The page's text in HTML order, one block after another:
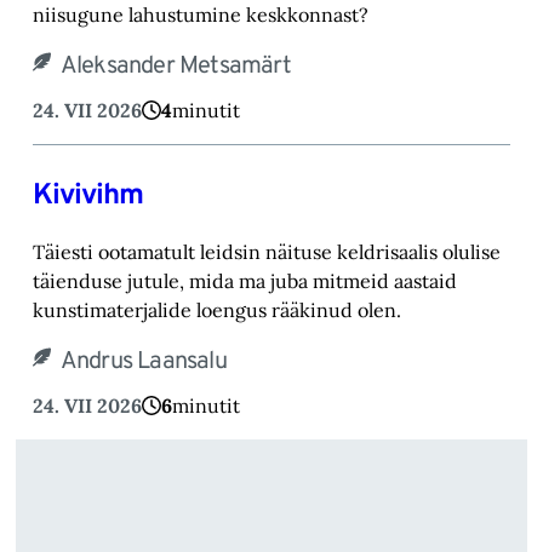
niisugune lahustumine keskkonnast?
Aleksander Metsamärt
24. VII 2026 4minutit
Kivivihm
Täiesti ootamatult leidsin näituse keldrisaalis olulise
täienduse jutule, mida ma juba mitmeid aastaid
kunstimaterjalide loengus rääkinud olen.
Andrus Laansalu
24. VII 2026 6minutit